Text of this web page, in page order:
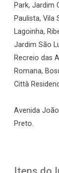
Park, Jardim
Paulista, Vila
Lagoinha,
Jardim São
Recreio das
Romana,
Città
Avenida
Preto.